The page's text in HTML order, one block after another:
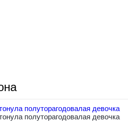
полуторагодовалая девочка
полуторагодовалая девочка